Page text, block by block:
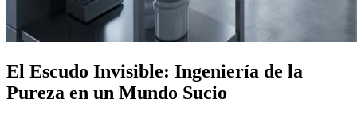
El Escudo Invisible: Ingeniería de la
Pureza en un Mundo Sucio